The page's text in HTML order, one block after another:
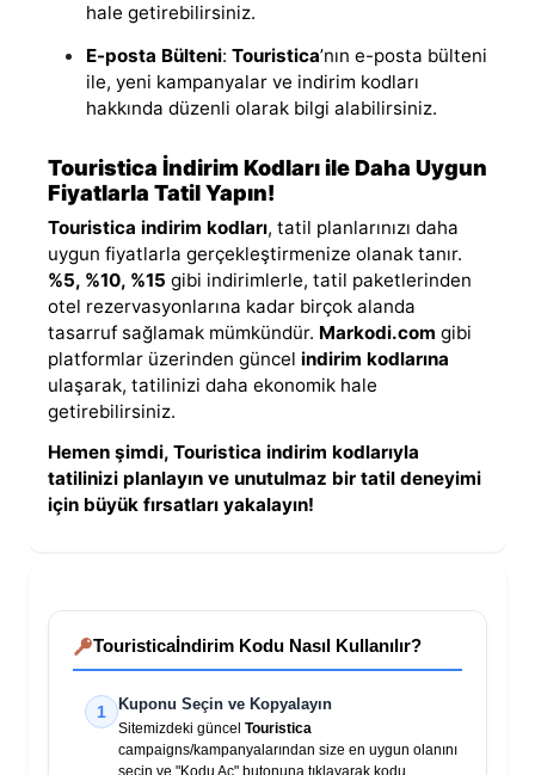
hale getirebilirsiniz.
E-posta Bülteni: Touristica’nın e-posta bülteni
ile, yeni kampanyalar ve indirim kodları
hakkında düzenli olarak bilgi alabilirsiniz.
Touristica İndirim Kodları ile Daha Uygun
Fiyatlarla Tatil Yapın!
Touristica indirim kodları, tatil planlarınızı daha
uygun fiyatlarla gerçekleştirmenize olanak tanır.
%5, %10, %15 gibi indirimlerle, tatil paketlerinden
otel rezervasyonlarına kadar birçok alanda
tasarruf sağlamak mümkündür. Markodi.com gibi
platformlar üzerinden güncel indirim kodlarına
ulaşarak, tatilinizi daha ekonomik hale
getirebilirsiniz.
Hemen şimdi, Touristica indirim kodlarıyla
tatilinizi planlayın ve unutulmaz bir tatil deneyimi
için büyük fırsatları yakalayın!
Touristicaİndirim Kodu Nasıl Kullanılır?
1 Kuponu Seçin ve Kopyalayın
Sitemizdeki güncel Touristica
campaigns/kampanyalarından size en uygun olanını